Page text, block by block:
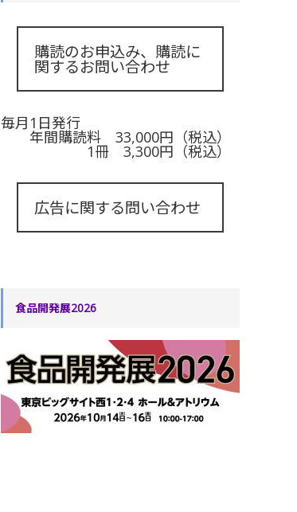
購読のお申込み、購読に
関するお問い合わせ
毎月1日発行
年間購読料 33,000円（税込）
1冊 3,300円（税込）
広告に関する問い合わせ
食品開発展2026